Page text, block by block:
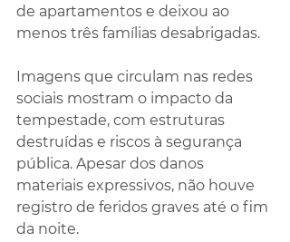
de apartamentos e deixou ao
menos três famílias desabrigadas.
Imagens que circulam nas redes
sociais mostram o impacto da
tempestade, com estruturas
destruídas e riscos à segurança
pública. Apesar dos danos
materiais expressivos, não houve
registro de feridos graves até o fim
da noite.